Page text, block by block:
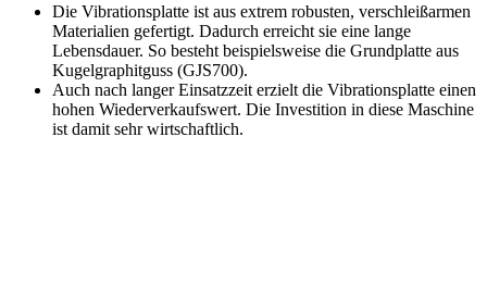
Die Vibrationsplatte ist aus extrem robusten, verschleißarmen
Materialien gefertigt. Dadurch erreicht sie eine lange
Lebensdauer. So besteht beispielsweise die Grundplatte aus
Kugelgraphitguss (GJS700).
Auch nach langer Einsatzzeit erzielt die Vibrationsplatte einen
hohen Wiederverkaufswert. Die Investition in diese Maschine
ist damit sehr wirtschaftlich.